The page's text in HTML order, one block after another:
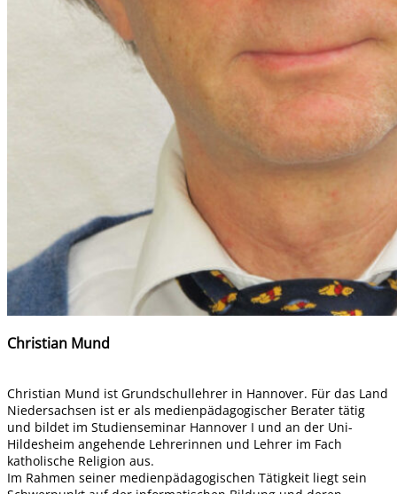
Christian Mund
Christian Mund ist Grundschullehrer in Hannover. Für das Land
Niedersachsen ist er als medienpädagogischer Berater tätig
und bildet im Studienseminar Hannover I und an der Uni-
Hildesheim angehende Lehrerinnen und Lehrer im Fach
katholische Religion aus.
Im Rahmen seiner medienpädagogischen Tätigkeit liegt sein